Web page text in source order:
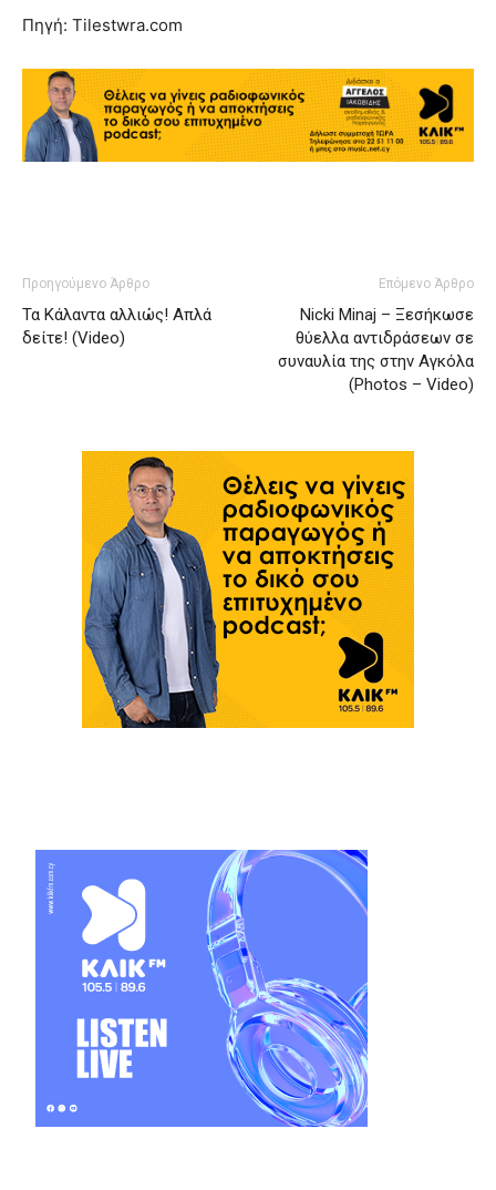
Πηγή: Tilestwra.com
Προηγούμενο Άρθρο
Τα Κάλαντα αλλιώς! Απλά
δείτε! (Video)
Επόμενο Άρθρο
Nicki Minaj – Ξεσήκωσε
θύελλα αντιδράσεων σε
συναυλία της στην Αγκόλα
(Photos – Video)